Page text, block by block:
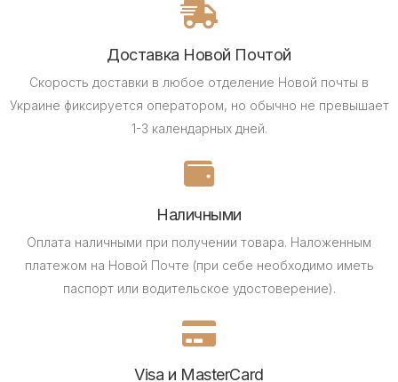
Доставка Новой Почтой
Скорость доставки в любое отделение Новой почты в
Украине фиксируется оператором, но обычно не превышает
1-3 календарных дней.
Наличными
Оплата наличными при получении товара. Наложенным
платежом на Новой Почте (при себе необходимо иметь
паспорт или водительское удостоверение).
Visa и MasterCard